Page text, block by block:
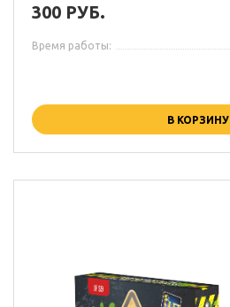
300 РУБ.
Время работы:
В КОРЗИНУ